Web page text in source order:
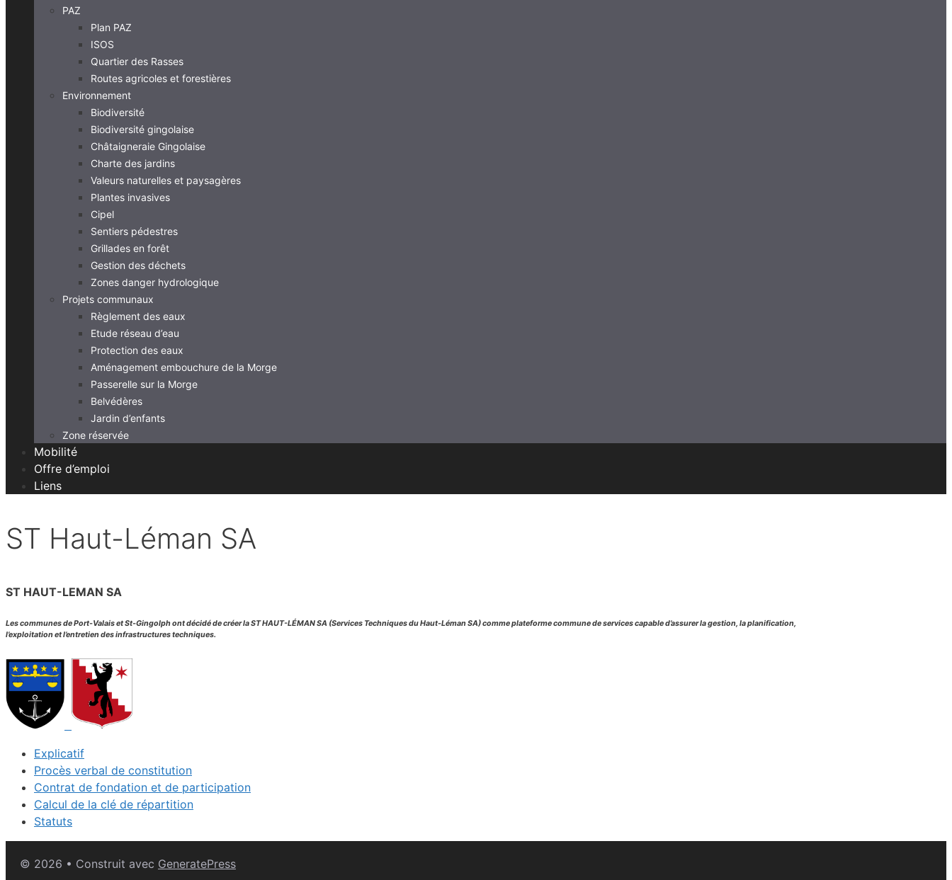
PAZ
Plan PAZ
ISOS
Quartier des Rasses
Routes agricoles et forestières
Environnement
Biodiversité
Biodiversité gingolaise
Châtaigneraie Gingolaise
Charte des jardins
Valeurs naturelles et paysagères
Plantes invasives
Cipel
Sentiers pédestres
Grillades en forêt
Gestion des déchets
Zones danger hydrologique
Projets communaux
Règlement des eaux
Etude réseau d’eau
Protection des eaux
Aménagement embouchure de la Morge
Passerelle sur la Morge
Belvédères
Jardin d’enfants
Zone réservée
Mobilité
Offre d’emploi
Liens
ST Haut-Léman SA
ST HAUT-LEMAN SA
Les communes de Port-Valais et St-Gingolph ont décidé de créer la ST HAUT-LÉMAN SA (Services Techniques du Haut-Léman SA) comme plateforme commune de services capable d’assurer la gestion, la planification,
l’exploitation et l’entretien des infrastructures techniques.
Explicatif
Procès verbal de constitution
Contrat de fondation et de participation
Calcul de la clé de répartition
Statuts
© 2026 • Construit avec GeneratePress